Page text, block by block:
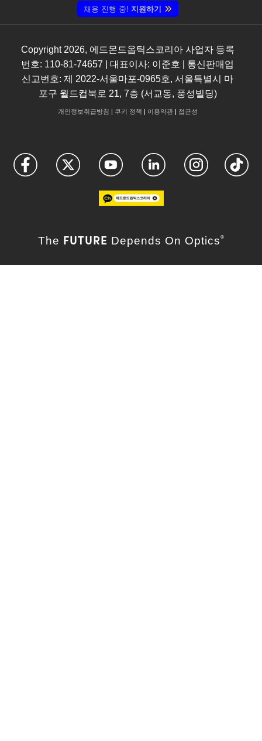
채용 진행 중! 지원하기
Copyright 2026, 에드몬드옵틱스코리아 사업자 등록
번호: 110-81-74657 | 대표이사: 이준호 | 통신판매업
신고번호: 제 2022-서울마포-0965호, 서울특별시 마
포구 월드컵북로 21, 7층 (서교동, 풍성빌딩)
개인정보취급방침 | 쿠키 정책 | 이용약관| 접근성
The FUTURE Depends On Optics ®